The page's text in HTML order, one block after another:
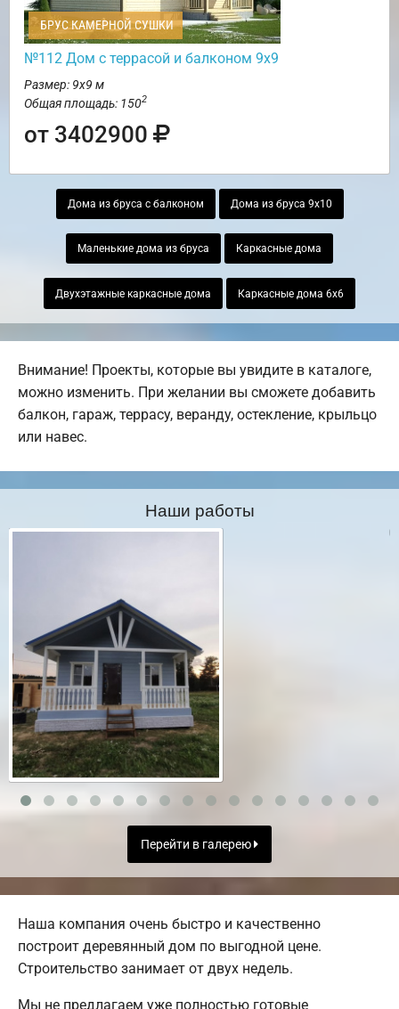
БРУС КАМЕРНОЙ СУШКИ
№112 Дом с террасой и балконом 9х9
Размер: 9х9 м
Общая площадь: 1502
от 3402900
Дома из бруса с балконом Дома из бруса 9х10
Маленькие дома из бруса Каркасные дома
Двухэтажные каркасные дома Каркасные дома 6х6
Внимание! Проекты, которые вы увидите в каталоге,
можно изменить. При желании вы сможете добавить
балкон, гараж, террасу, веранду, остекление, крыльцо
или навес.
Наши работы
Перейти в галерею
Наша компания очень быстро и качественно
построит деревянный дом по выгодной цене.
Строительство занимает от двух недель.
Мы не предлагаем уже полностью готовые